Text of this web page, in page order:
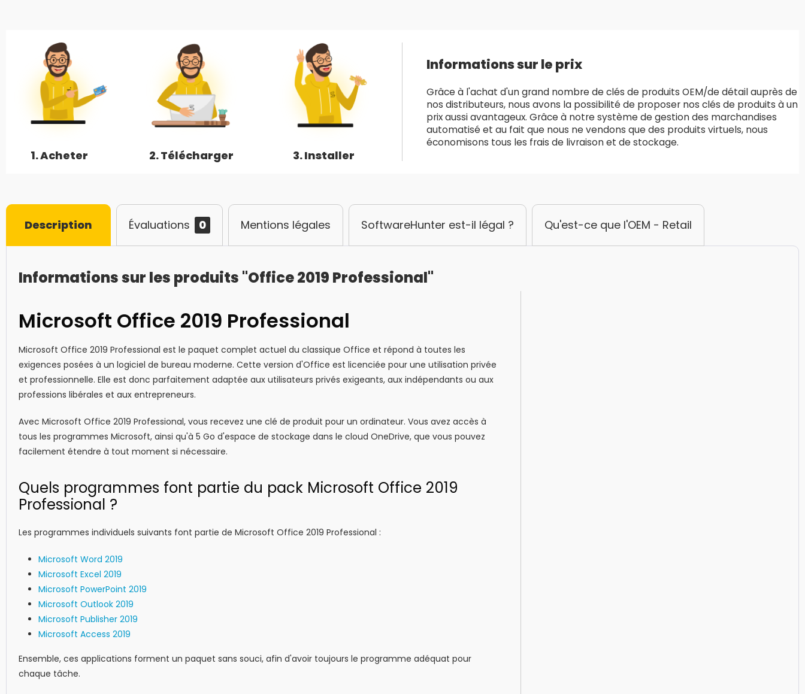
1. Acheter 2. Télécharger 3. Installer
Informations sur le prix
Grâce à l'achat d'un grand nombre de clés de produits OEM/de détail auprès de
nos distributeurs, nous avons la possibilité de proposer nos clés de produits à un
prix aussi avantageux. Grâce à notre système de gestion des marchandises
automatisé et au fait que nous ne vendons que des produits virtuels, nous
économisons tous les frais de livraison et de stockage.
Description Évaluations 0 Mentions légales SoftwareHunter est-il légal ? Qu'est-ce que l'OEM - Retail
Informations sur les produits "Office 2019 Professional"
Microsoft Office 2019 Professional
Microsoft Office 2019 Professional est le paquet complet actuel du classique Office et répond à toutes les
exigences posées à un logiciel de bureau moderne. Cette version d'Office est licenciée pour une utilisation privée
et professionnelle. Elle est donc parfaitement adaptée aux utilisateurs privés exigeants, aux indépendants ou aux
professions libérales et aux entrepreneurs.
Avec Microsoft Office 2019 Professional, vous recevez une clé de produit pour un ordinateur. Vous avez accès à
tous les programmes Microsoft, ainsi qu'à 5 Go d'espace de stockage dans le cloud OneDrive, que vous pouvez
facilement étendre à tout moment si nécessaire.
Quels programmes font partie du pack Microsoft Office 2019
Professional ?
Les programmes individuels suivants font partie de Microsoft Office 2019 Professional :
Microsoft Word 2019
Microsoft Excel 2019
Microsoft PowerPoint 2019
Microsoft Outlook 2019
Microsoft Publisher 2019
Microsoft Access 2019
Ensemble, ces applications forment un paquet sans souci, afin d'avoir toujours le programme adéquat pour
chaque tâche.